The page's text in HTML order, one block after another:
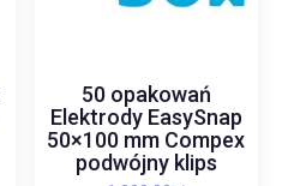
50 opakowań
Elektrody EasySnap
50×100 mm Compex
podwójny klips